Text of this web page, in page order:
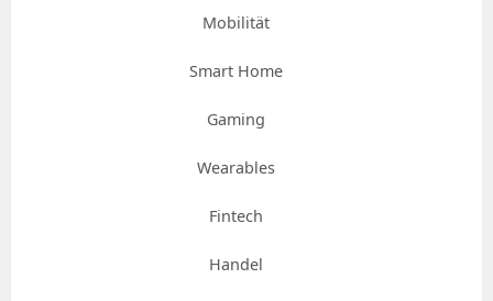
Mobilität
Smart Home
Gaming
Wearables
Fintech
Handel